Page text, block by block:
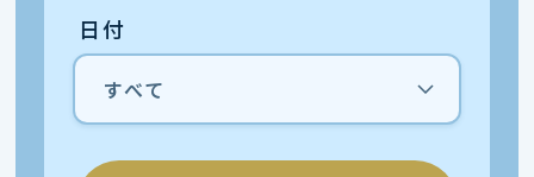
日付